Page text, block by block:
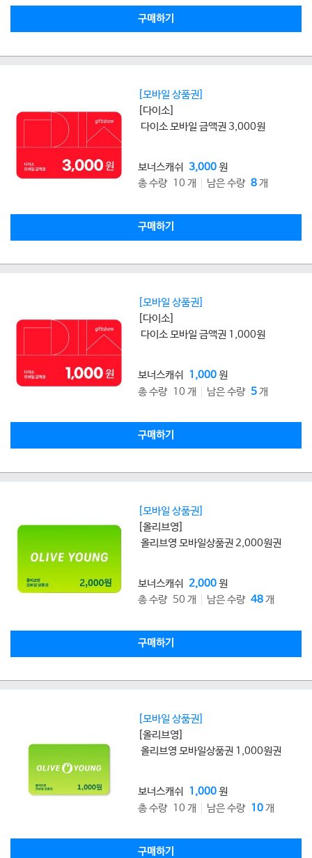
구매하기
[모바일 상품권]
[다이소]
다이소 모바일 금액권 3,000원
보너스캐쉬 3,000원
총 수량 10 개
남은 수량 8개
구매하기
[모바일 상품권]
[다이소]
다이소 모바일 금액권 1,000원
보너스캐쉬 1,000원
총 수량 10 개
남은 수량 5개
구매하기
[모바일 상품권]
[올리브영]
올리브영 모바일상품권 2,000원권
보너스캐쉬 2,000원
총 수량 50 개
남은 수량 48개
구매하기
[모바일 상품권]
[올리브영]
올리브영 모바일상품권 1,000원권
보너스캐쉬 1,000원
총 수량 10 개
남은 수량 10개
구매하기